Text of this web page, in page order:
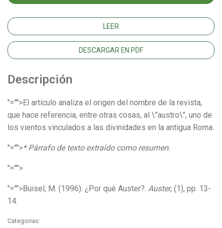
LEER
DESCARGAR EN PDF
Descripción
"="">El artículo analiza el origen del nombre de la revista,
que hace referencia, entre otras cosas, al \"austro\", uno de
los vientos vinculados a las divinidades en la antigua Roma.
"="">* Párrafo de texto extraído como resumen.
"="">
"="">Buisel, M. (1996). ¿Por qué Auster?. Auster, (1), pp. 13-
14.
Categorias: